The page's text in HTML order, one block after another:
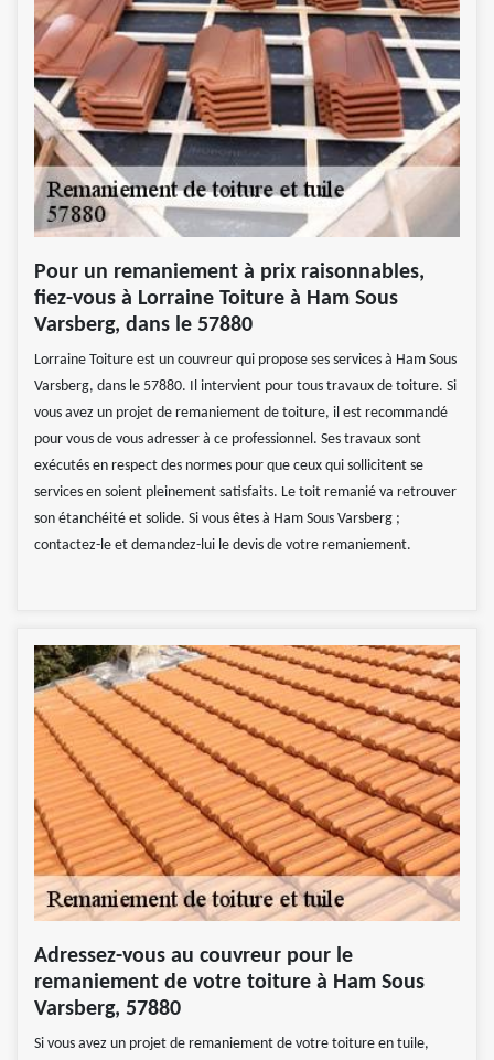
Pour un remaniement à prix raisonnables,
fiez-vous à Lorraine Toiture à Ham Sous
Varsberg, dans le 57880
Lorraine Toiture est un couvreur qui propose ses services à Ham Sous
Varsberg, dans le 57880. Il intervient pour tous travaux de toiture. Si
vous avez un projet de remaniement de toiture, il est recommandé
pour vous de vous adresser à ce professionnel. Ses travaux sont
exécutés en respect des normes pour que ceux qui sollicitent se
services en soient pleinement satisfaits. Le toit remanié va retrouver
son étanchéité et solide. Si vous êtes à Ham Sous Varsberg ;
contactez-le et demandez-lui le devis de votre remaniement.
Adressez-vous au couvreur pour le
remaniement de votre toiture à Ham Sous
Varsberg, 57880
Si vous avez un projet de remaniement de votre toiture en tuile,